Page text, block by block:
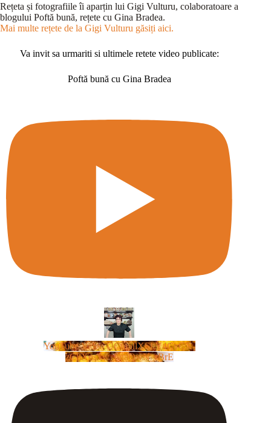
Rețeta și fotografiile îi aparțin lui Gigi Vulturu, colaboratoare a
blogului Poftă bună, rețete cu Gina Bradea.
Mai multe rețete de la Gigi Vulturu găsiți aici.
Va invit sa urmariti si ultimele retete video publicate:
Poftă bună cu Gina Bradea
YouTube Video UCm5llXSLY4CyCX-
zC8XosTw_huaQwN_rBrE